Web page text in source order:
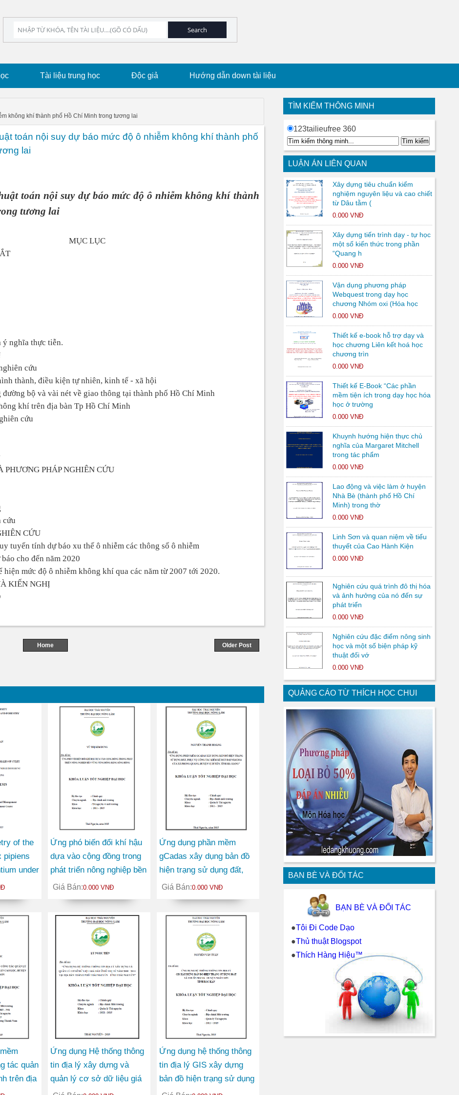
Tài liệu trung học Độc giả Hướng dẫn down tài liệu
không khí thành phố Hồ Chí Minh trong tương lai
toán nội suy dự báo mức độ ô nhiễm không khí thành phố
lai
toán nội suy dự báo mức độ ô nhiễm không khí thành
tương lai
MỤC LỤC
ý nghĩa thực tiễn.
cứu
thành, điều kiện tự nhiên, kinh tế - xã hội
đường bộ và vài nét về giao thông tại thành phố Hồ Chí Minh
khí trên địa bàn Tp Hồ Chí Minh
cứu
PHƯƠNG PHÁP NGHIÊN CỨU
cứu
CỨU
tuyến tính dự báo xu thế ô nhiễm các thông số ô nhiễm
cho đến năm 2020
hiện mức độ ô nhiễm không khí qua các năm từ 2007 tới 2020.
KIẾN NGHỊ
Older Post
Home
of the
pipiens
under
Ứng phó biến đổi khí hậu
dựa vào cộng đồng trong
phát triển nông nghiệp bền
vững vùng Đồng Bằng
Sông Hồng
Giá Bán:0.000 VNĐ
Ứng dụng phần mềm
gCadas xây dụng bản đồ
hiện trạng sử dụng đất,
phục vụ công tác kiểm kê
đất đai năm 2014 của xã
Xuyên tỉnh Hà Giang
Giá Bán:0.000 VNĐ
tác quản
trên địa
Ứng dụng Hệ thống thông
tin địa lý xây dựng và
quản lý cơ sở dữ liệu giá
đất ở đô thị từ năm 2009 -
Ứng dụng hệ thống thông
tin địa lý GIS xây dựng
bản đồ hiện trạng sử dụng
đất xã Thuần Mang huyện
TÌM KIẾM THÔNG MINH
123tailieufree 360
LUẬN ÁN LIÊN QUAN
Xây dựng tiêu chuẩn kiểm
nghiệm nguyên liệu và cao chiết
từ Dâu tằm (
0.000 VNĐ
Xây dựng tiến trình dạy - tự học
một số kiến thức trong phần
“Quang h
0.000 VNĐ
Vận dụng phương pháp
Webquest trong dạy học
chương Nhóm oxi (Hóa học
0.000 VNĐ
Thiết kế e-book hỗ trợ dạy và
học chương Liên kết hoá học
chương trìn
0.000 VNĐ
Thiết kế E-Book “Các phần
mềm tiện ích trong dạy học hóa
học ở trường
0.000 VNĐ
Khuynh hướng hiện thực chủ
nghĩa của Margaret Mitchell
trong tác phẩm
0.000 VNĐ
Lao động và việc làm ở huyện
Nhà Bè (thành phố Hồ Chí
Minh) trong thờ
0.000 VNĐ
Linh Sơn và quan niệm về tiểu
thuyết của Cao Hành Kiện
0.000 VNĐ
Nghiên cứu quá trình đô thị hóa
và ảnh hưởng của nó đến sự
phát triển
0.000 VNĐ
Nghiên cứu đặc điểm nông sinh
học và một số biện pháp kỹ
thuật đối vớ
0.000 VNĐ
QUẢNG CÁO TỪ THÍCH HỌC CHUI
BẠN BÈ VÀ ĐỐI TÁC
BẠN BÈ VÀ ĐỐI TÁC
●Tôi Đi Code Dạo
●Thủ thuật Blogspot
●Thích Hàng Hiệu™